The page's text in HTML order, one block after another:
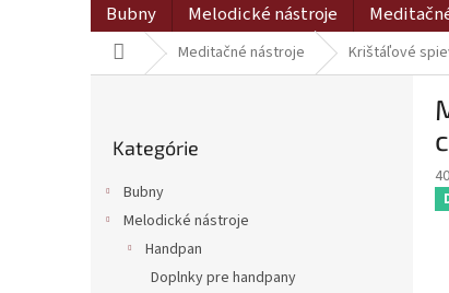
Bubny Melodické nástroje
DomovMeditačné nástroje Krištáľové
kategórie
Kategórie
Bubny
Melodické nástroje
Handpan
Doplnky pre handpany